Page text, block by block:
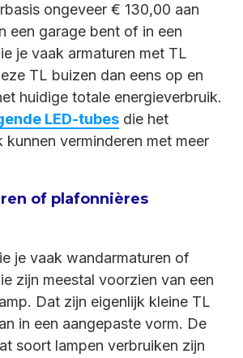
ongeveer € 130,00 aan
een garage bent of in een
je vaak armaturen met TL
TL buizen dan eens op en
huidige totale energieverbruik.
LED-tubes die het
kunnen verminderen met meer
of plafonnières
je vaak wandarmaturen of
zijn meestal voorzien van een
Dat zijn eigenlijk kleine TL
in een aangepaste vorm. De
soort lampen verbruiken zijn